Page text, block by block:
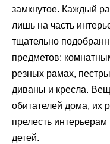
замкнутое. Каждый
лишь на часть
тщательно
предметов:
резных рамах,
диваны и кресла.
обитателей дома, их
прелесть интерьерам
детей.